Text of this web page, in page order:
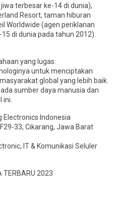
terbesar ke-14 di dunia),
Resort, taman hiburan
Worldwide (agen periklanan
di dunia pada tahun 2012).
yang lugas:
untuk menciptakan
global yang lebih baik.
sumber daya manusia dan
Electronics Indonesia
33, Cikarang, Jawa Barat
IT & Komunikasi Seluler
TERBARU 2023